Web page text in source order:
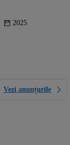
2025
Vezi anunțurile